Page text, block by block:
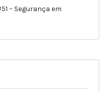
– Segurança em